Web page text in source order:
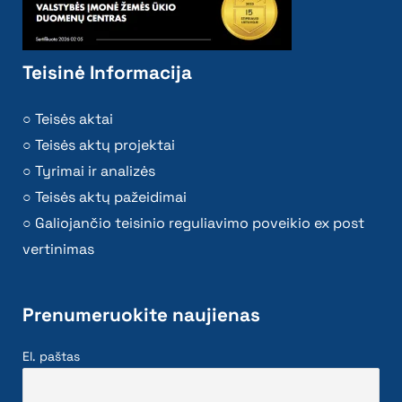
Teisinė Informacija
Teisės aktai
Teisės aktų projektai
Tyrimai ir analizės
Teisės aktų pažeidimai
Galiojančio teisinio reguliavimo poveikio ex post
vertinimas
Prenumeruokite naujienas
El. paštas